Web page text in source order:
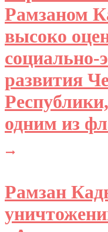
Рамзаном
высоко
социально-
развития
одним из
Рамзан